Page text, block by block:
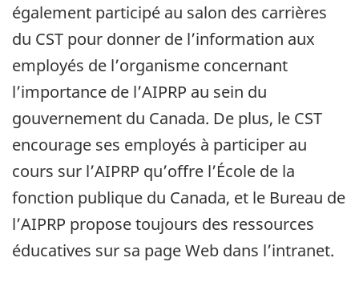
également participé au salon des carrières
du CST pour donner de l’information aux
employés de l’organisme concernant
l’importance de l’AIPRP au sein du
gouvernement du Canada. De plus, le CST
encourage ses employés à participer au
cours sur l’AIPRP qu’offre l’École de la
fonction publique du Canada, et le Bureau de
l’AIPRP propose toujours des ressources
éducatives sur sa page Web dans l’intranet.